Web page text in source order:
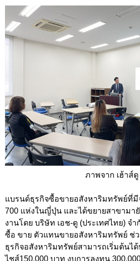
ภาพจาก เฮ้าส์ดู
แบรนด์ธุรกิจซื้อขายอสังหาริมทรัพย์ที่
700 แห่งในญี่ปุ่น และได้ขยายสาขามา
งานโดย บริษัท เอช-ดู (ประเทศไทย) จ
ซื้อ ขาย ตัวแทนขายอสังหาริมทรัพย์ ช่
ธุรกิจอสังหาริมทรัพย์สามารถเริ่มต้นไ
ไชส์150,000 บาท งบการลงทุน